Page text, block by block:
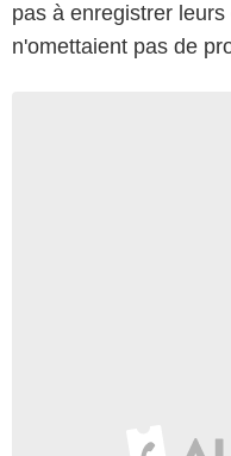
pas à enregistrer
n'omettaient pas de